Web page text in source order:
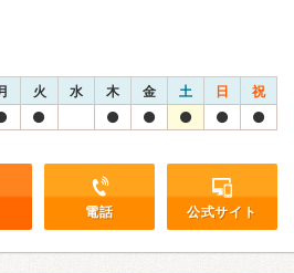
火 水 木 金 土 日 祝
電話 公式サイト